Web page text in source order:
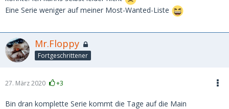
Eine Serie weniger auf meiner Most-Wanted-Liste
Mr.Floppy
Fortgeschrittener
27. März 2020 +3
Bin dran komplette Serie kommt die Tage auf die Main